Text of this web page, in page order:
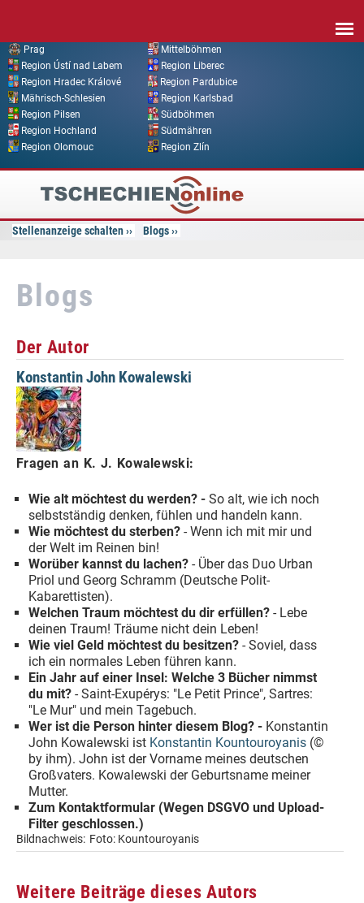
Prag
Mittelböhmen
Region Ústí nad Labem
Region Liberec
Region Hradec Králové
Region Pardubice
Mährisch-Schlesien
Region Karlsbad
Region Pilsen
Südböhmen
Region Hochland
Südmähren
Region Olomouc
Region Zlín
Tschechien
Online
Stellenanzeige schalten Blogs
Blogs
Der Autor
Konstantin John Kowalewski
Fragen an K. J. Kowalewski:
Wie alt möchtest du werden? - So alt, wie ich noch
selbstständig denken, fühlen und handeln kann.
Wie möchtest du sterben? - Wenn ich mit mir und
der Welt im Reinen bin!
Worüber kannst du lachen? - Über das Duo Urban
Priol und Georg Schramm (Deutsche Polit-
Kabarettisten).
Welchen Traum möchtest du dir erfüllen? - Lebe
deinen Traum! Träume nicht dein Leben!
Wie viel Geld möchtest du besitzen? - Soviel, dass
ich ein normales Leben führen kann.
Ein Jahr auf einer Insel: Welche 3 Bücher nimmst
du mit? - Saint-Exupérys: "Le Petit Prince", Sartres:
"Le Mur" und mein Tagebuch.
Wer ist die Person hinter diesem Blog? - Konstantin
John Kowalewski ist Konstantin Kountouroyanis (©
by ihm). John ist der Vorname meines deutschen
Großvaters. Kowalewski der Geburtsname meiner
Mutter.
Zum Kontaktformular (Wegen DSGVO und Upload-
Filter geschlossen.)
Bildnachweis: Foto: Kountouroyanis
Weitere Beiträge dieses Autors